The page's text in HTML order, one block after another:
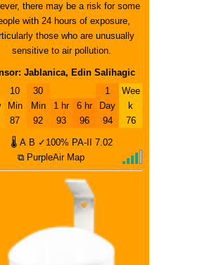
there may be a risk for some
with 24 hours of exposure,
those who are unusually
sensitive to air pollution.
Jablanica, Edin Salihagic
10
Min
87
30
Min
92
1 hr
93
6 hr
96
1
Day
94
Wee
k
76
🌡 A B ✓100% PA-II
7.02
⧉ PurpleAir Map